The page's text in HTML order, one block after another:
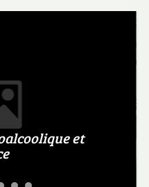
et